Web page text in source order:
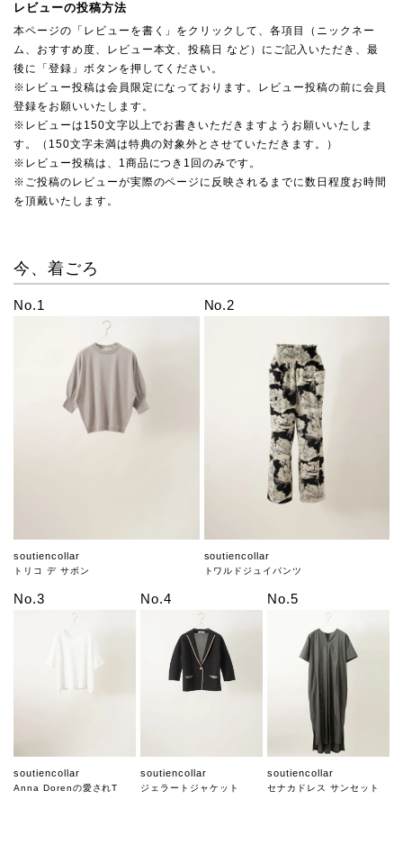
レビューの投稿方法
本ページの「レビューを書く」をクリックして、各項目（ニックネー
ム、おすすめ度、レビュー本文、投稿日 など）にご記入いただき、最
後に「登録」ボタンを押してください。
※レビュー投稿は会員限定になっております。レビュー投稿の前に会員
登録をお願いいたします。
※レビューは150文字以上でお書きいただきますようお願いいたしま
す。（150文字未満は特典の対象外とさせていただきます。）
※レビュー投稿は、1商品につき1回のみです。
※ご投稿のレビューが実際のページに反映されるまでに数日程度お時間
を頂戴いたします。
今、着ごろ
No.1
soutiencollar
トリコ デ サボン
No.2
soutiencollar
トワルドジュイパンツ
No.3
soutiencollar
Anna Dorenの愛されT
No.4
soutiencollar
ジェラートジャケット
No.5
soutiencollar
セナカドレス サンセット